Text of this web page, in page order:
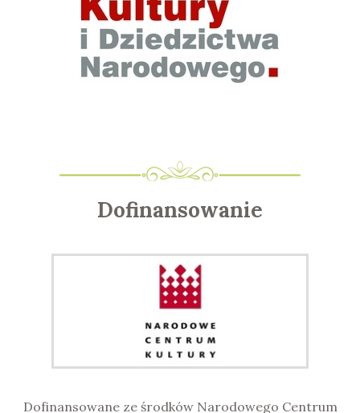
Dofinansowanie
Dofinansowane ze środków Narodowego Centrum